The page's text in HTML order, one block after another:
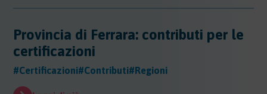
Provincia di Ferrara: contributi per le
certificazioni
#Certificazioni#Contributi#Regioni